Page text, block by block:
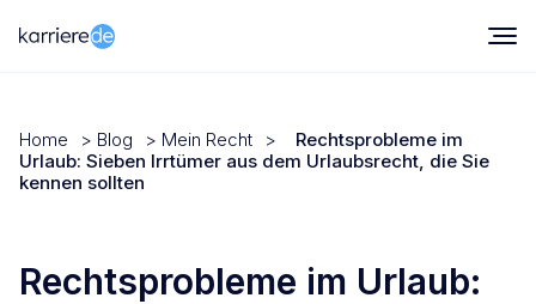
Home > Blog > Mein Recht >
Rechtsprobleme im
Urlaub: Sieben Irrtümer aus dem Urlaubsrecht, die Sie
kennen sollten
Rechtsprobleme im Urlaub: